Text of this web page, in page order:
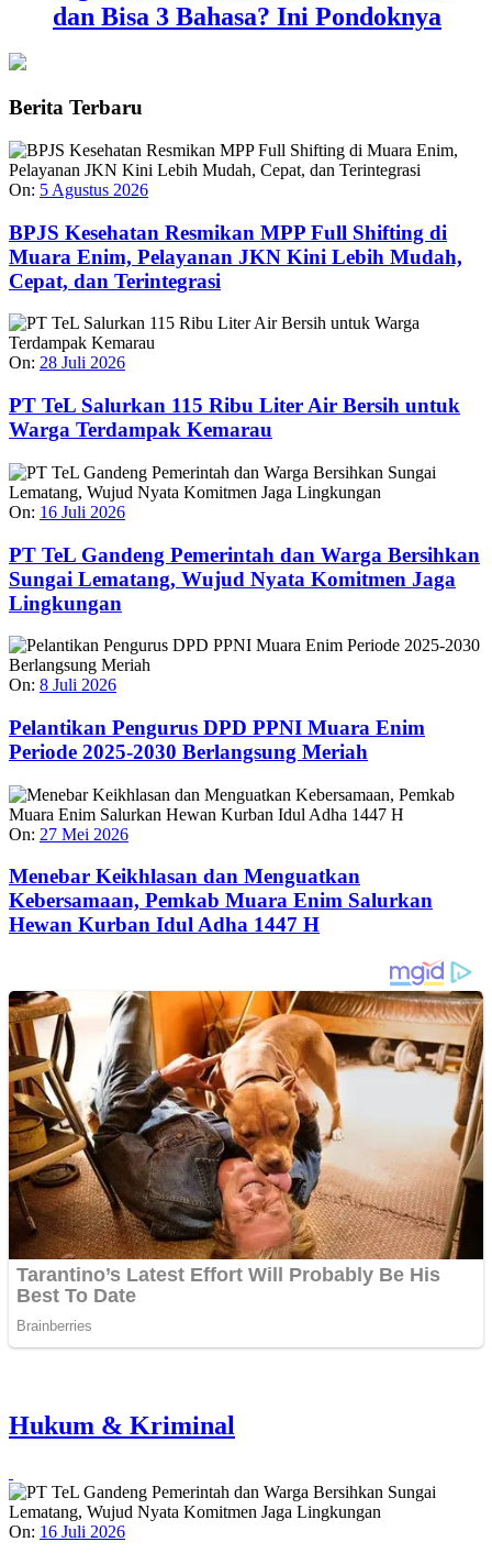
dan Bisa 3 Bahasa? Ini Pondoknya
Berita Terbaru
On: 5 Agustus 2026
BPJS Kesehatan Resmikan MPP Full Shifting di
Muara Enim, Pelayanan JKN Kini Lebih Mudah,
Cepat, dan Terintegrasi
On: 28 Juli 2026
PT TeL Salurkan 115 Ribu Liter Air Bersih untuk
Warga Terdampak Kemarau
On: 16 Juli 2026
PT TeL Gandeng Pemerintah dan Warga Bersihkan
Sungai Lematang, Wujud Nyata Komitmen Jaga
Lingkungan
On: 8 Juli 2026
Pelantikan Pengurus DPD PPNI Muara Enim
Periode 2025-2030 Berlangsung Meriah
On: 27 Mei 2026
Menebar Keikhlasan dan Menguatkan
Kebersamaan, Pemkab Muara Enim Salurkan
Hewan Kurban Idul Adha 1447 H
Hukum & Kriminal
On: 16 Juli 2026